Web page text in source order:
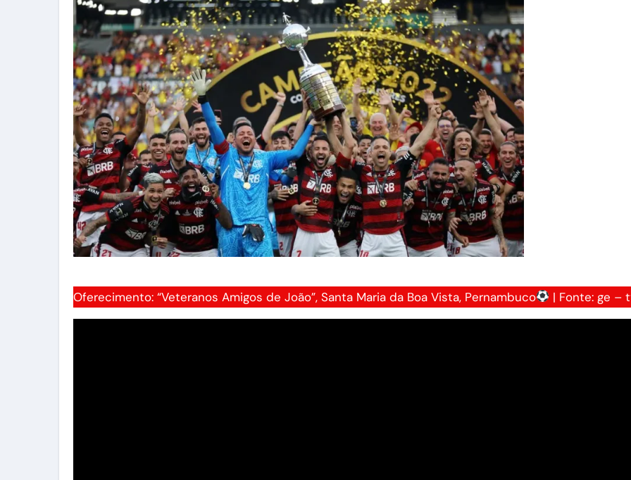
Oferecimento: “Veteranos Amigos de João”, Santa Maria da Boa Vista, Pernambuco | Fonte: ge –